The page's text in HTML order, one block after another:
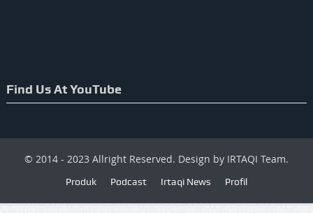
Find Us At YouTube
© 2014 - 2023 Allright Reserved. Design by IRTAQI Team.
Produk Podcast Irtaqi News Profil